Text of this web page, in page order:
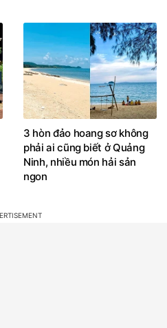
3 hòn đảo hoang sơ không
phải ai cũng biết ở Quảng
Ninh, nhiều món hải sản
ngon